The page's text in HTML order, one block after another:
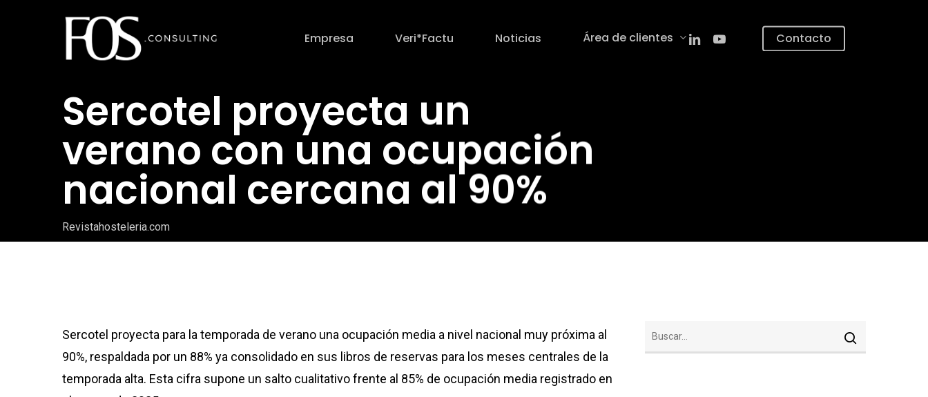
Empresa Veri*Factu Noticias Área de clientes linkedinyoutube Contacto
Sercotel proyecta un
verano con una ocupación
nacional cercana al 90%
Revistahosteleria.com
Sercotel proyecta para la temporada de verano una ocupación media a nivel nacional muy próxima al
90%, respaldada por un 88% ya consolidado en sus libros de reservas para los meses centrales de la
temporada alta. Esta cifra supone un salto cualitativo frente al 85% de ocupación media registrado en